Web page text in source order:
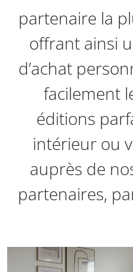
partenaire la
offrant ainsi
d’achat
facilement
éditions
intérieur ou
auprès de
partenaires,